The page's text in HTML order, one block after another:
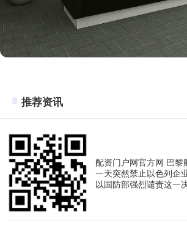
推荐资讯
配资门户网官方网 巴
一天突然禁止以色列企
以国防部强烈谴责这一